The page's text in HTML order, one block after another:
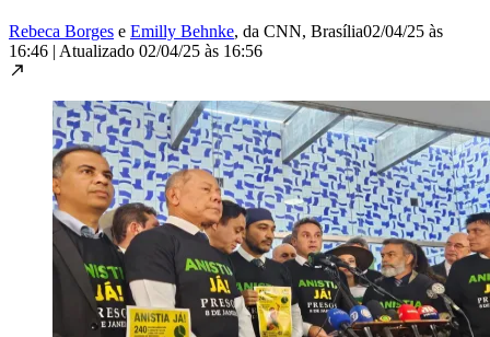
Rebeca Borges e Emilly Behnke, da CNN, Brasília02/04/25 às
16:46 | Atualizado 02/04/25 às 16:56